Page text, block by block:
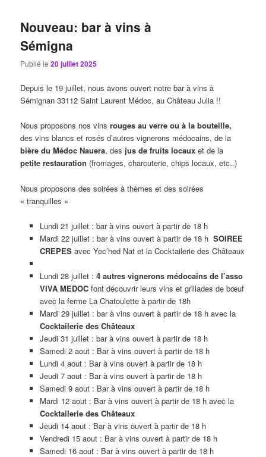
Nouveau: bar à vins à
Sémigna
Publié le20 juillet 2025
Depuis le 19 juillet, nous avons ouvert notre bar à vins à
Sémignan 33112 Saint Laurent Médoc, au Château Julia !!
Nous proposons nos vinsrouges au verre ou à la bouteille,
des vins blancs et rosés d’autres vignerons médocains, de la
bière du Médoc Nauera, des jus de fruits locauxet de la
petite restauration (fromages, charcuterie, chips locaux, etc..)
Nous proposons des soirées à thèmes et des soirées
« tranquilles »
Lundi 21 juillet : bar à vins ouvert à partir de 18 h
Mardi 22 juillet : bar à vins ouvert à partir de 18 h SOIREE
CREPESavec Yec’hed Nat et la Cocktailerie des Châteaux
Lundi 28 juillet : 4 autres vignerons médocains de l’asso
VIVA MEDOCfont découvrir leurs vins et grillades de bœuf
avec la ferme La Chatoulette à partir de 18h
Mardi 29 juillet : bar à vins ouvert à partir de 18 h avec la
Cocktailerie des Châteaux
Jeudi 31 juillet : bar à vins ouvert à partir de 18 h
Samedi 2 aout : Bar à vins ouvert à partir de 18 h
Lundi 4 aout : Bar à vins ouvert à partir de 18 h
Jeudi 7 aout : Bar à vins ouvert à partir de 18 h
Samedi 9 aout : Bar à vins ouvert à partir de 18 h
Mardi 12 aout : Bar à vins ouvert à partir de 18 h avec la
Cocktailerie des Châteaux
Jeudi 14 aout : Bar à vins ouvert à partir de 18 h
Vendredi 15 aout : Bar à vins ouvert à partir de 18 h
Samedi 16 aout : Bar à vins ouvert à partir de 18 h